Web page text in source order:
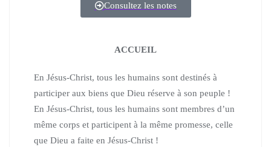
Consultez les notes
ACCUEIL
En Jésus-Christ, tous les humains sont destinés à
participer aux biens que Dieu réserve à son peuple !
En Jésus-Christ, tous les humains sont membres d’un
même corps et participent à la même promesse, celle
que Dieu a faite en Jésus-Christ !